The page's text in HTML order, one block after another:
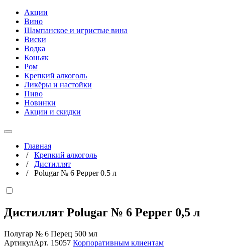
Акции
Вино
Шампанское и игристые вина
Виски
Водка
Коньяк
Ром
Крепкий алкоголь
Ликёры и настойки
Пиво
Новинки
Акции и скидки
Главная
/ Крепкий алкоголь
/ Дистиллят
/ Polugar № 6 Pepper 0.5 л
Дистиллят Polugar № 6 Pepper 0,5 л
Полугар № 6 Перец 500 мл
АртикулАрт. 15057 Корпоративным клиентам